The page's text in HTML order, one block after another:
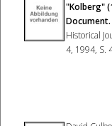
"Kolberg"
Document.
Historical
4, 1994, S.